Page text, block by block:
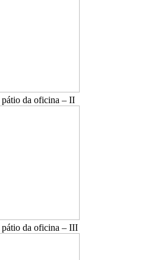
da oficina – II
da oficina – III